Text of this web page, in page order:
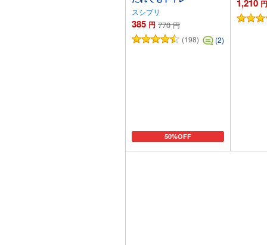
スシプリ
385 円 770 円
(198)
(2)
50%OFF
カートに追加
1,210 円